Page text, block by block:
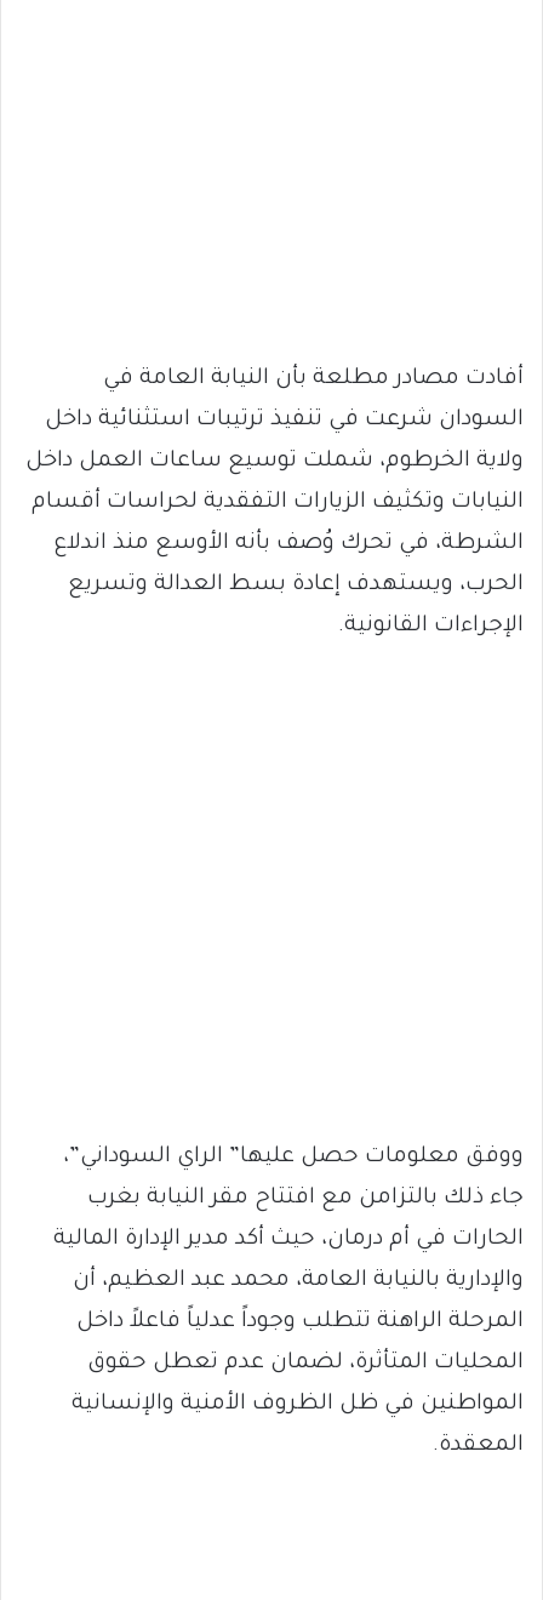
أفادت مصادر مطلعة بأن النيابة العامة في
السودان شرعت في تنفيذ ترتيبات استثنائية داخل
ولاية الخرطوم، شملت توسيع ساعات العمل داخل
النيابات وتكثيف الزيارات التفقدية لحراسات أقسام
الشرطة، في تحرك وُصف بأنه الأوسع منذ اندلاع
الحرب، ويستهدف إعادة بسط العدالة وتسريع
الإجراءات القانونية.
ووفق معلومات حصل عليها” الراي السوداني”،
جاء ذلك بالتزامن مع افتتاح مقر النيابة بغرب
الحارات في أم درمان، حيث أكد مدير الإدارة المالية
والإدارية بالنيابة العامة، محمد عبد العظيم، أن
المرحلة الراهنة تتطلب وجوداً عدلياً فاعلاً داخل
المحليات المتأثرة، لضمان عدم تعطل حقوق
المواطنين في ظل الظروف الأمنية والإنسانية
المعقدة.